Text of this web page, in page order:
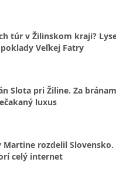
túr v Žilinskom kraji?
Veľkej Fatry
Slota pri Žiline. Za
luxus
Martine rozdelil Slovensko.
celý internet